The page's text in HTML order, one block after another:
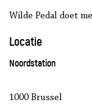
Wilde Pedal doet
Locatie
Noordstation
1000 Brussel